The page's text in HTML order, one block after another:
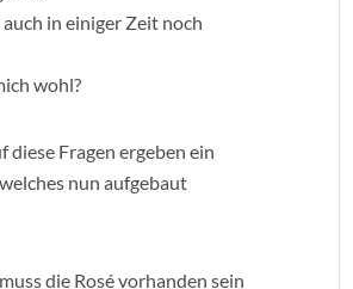
in einiger Zeit noch
wohl?
Fragen ergeben ein
nun aufgebaut
die Rosé vorhanden sein